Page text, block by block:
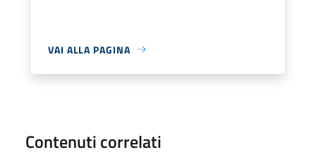
VAI ALLA PAGINA
Contenuti correlati